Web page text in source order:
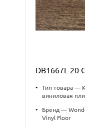
DB1667L-20
•
Тип товара —
виниловая
•
Бренд —
Vinyl Floor